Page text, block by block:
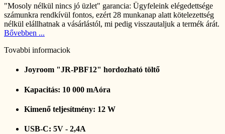
"Mosoly nélkül nincs jó üzlet" garancia: Ügyfeleink elégedettsége
számunkra rendkívül fontos, ezért 28 munkanap alatt kötelezettség
nélkül elállhatnak a vásárlástól, mi pedig visszautaljuk a termék árát.
Bővebben ...
Tovabbi informaciok
Joyroom "JR-PBF12" hordozható töltő
Kapacitás: 10 000 mAóra
Kimenő teljesítmény: 12 W
USB-C: 5V - 2,4A